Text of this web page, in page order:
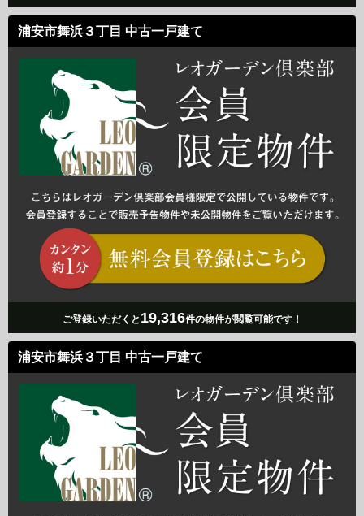
浦安市舞浜３丁目 中古一戸建て
ご登録いただくと 19,316件の物件が閲覧可能です！
浦安市舞浜３丁目 中古一戸建て